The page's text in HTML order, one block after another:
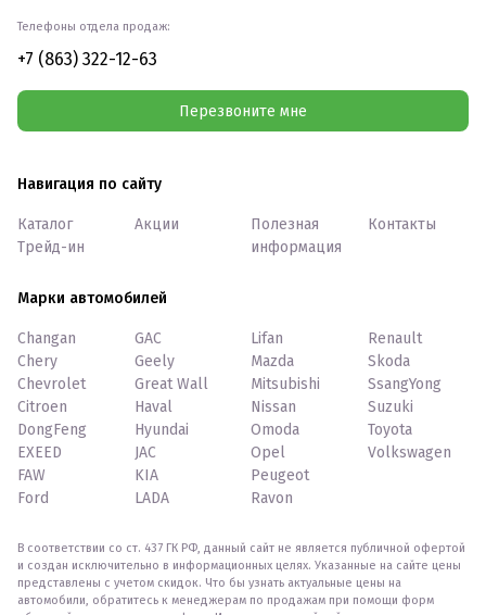
Телефоны отдела продаж:
+7 (863) 322-12-63
Перезвоните мне
Навигация по сайту
Каталог
Трейд-ин
Акции
Полезная
информация
Контакты
Марки автомобилей
Changan
Chery
Chevrolet
Citroen
DongFeng
EXEED
FAW
Ford
GAC
Geely
Great Wall
Haval
Hyundai
JAC
KIA
LADA
Lifan
Mazda
Mitsubishi
Nissan
Omoda
Opel
Peugeot
Ravon
Renault
Skoda
SsangYong
Suzuki
Toyota
Volkswagen
В соответствии со ст. 437 ГК РФ, данный сайт не является публичной офертой
и создан исключительно в информационных целях. Указанные на сайте цены
представлены с учетом скидок. Что бы узнать актуальные цены на
автомобили, обратитесь к менеджерам по продажам при помощи форм